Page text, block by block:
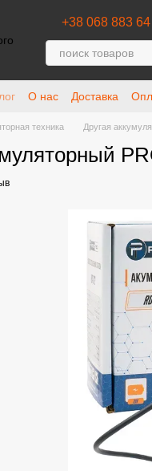
+38 068 883
О нас Доставка
техника Другая